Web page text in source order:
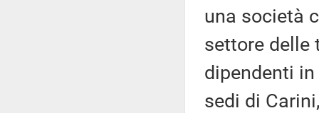
una società
settore delle
dipendenti
sedi di